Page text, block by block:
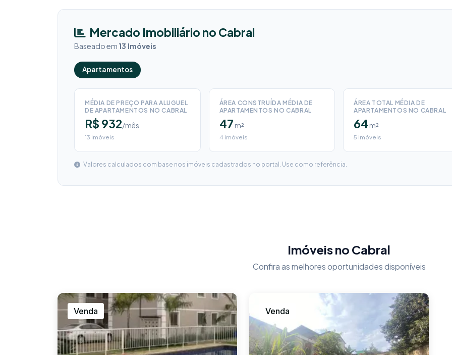
Mercado Imobiliário no Cabral
Baseado em 13 Imóveis
Apartamentos
MÉDIA DE PREÇO PARA ALUGUEL
DE APARTAMENTOS NO CABRAL
R$ 932/mês
13 imóveis
ÁREA CONSTRUÍDA MÉDIA DE
APARTAMENTOS NO CABRAL
47 m²
4 imóveis
ÁREA TOTAL MÉDIA DE
APARTAMENTOS NO CABRAL
64 m²
5 imóveis
Valores calculados com base nos imóveis cadastrados no portal. Use como referência.
Imóveis no Cabral
Confira as melhores oportunidades disponíveis
Venda Venda